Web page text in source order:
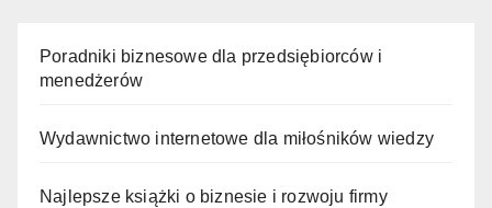
Poradniki biznesowe dla przedsiębiorców i
menedżerów
Wydawnictwo internetowe dla miłośników wiedzy
Najlepsze książki o biznesie i rozwoju firmy